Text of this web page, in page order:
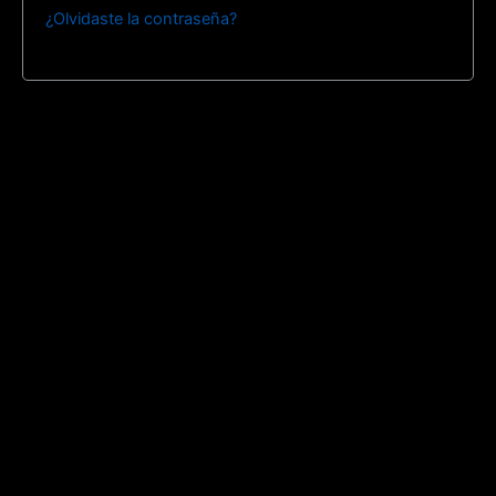
¿Olvidaste la contraseña?